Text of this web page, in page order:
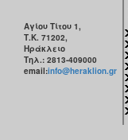
ΑΝΘΕΚΤΙΚΗ
ΠΟΛΗ
Αγίου Τίτου 1,
Τ.Κ. 71202,
Ηράκλειο
Τηλ.: 2813-409000
email:info@heraklion.gr